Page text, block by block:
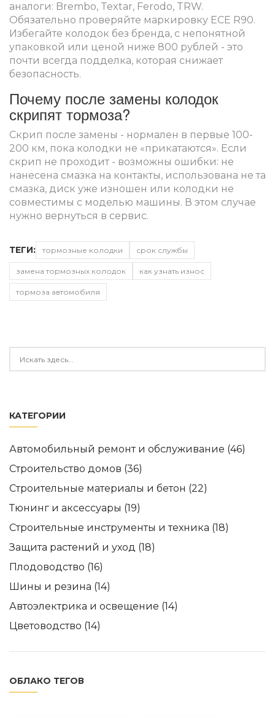
аналоги: Brembo, Textar, Ferodo, TRW.
Обязательно проверяйте маркировку ECE R90.
Избегайте колодок без бренда, с непонятной
упаковкой или ценой ниже 800 рублей - это
почти всегда подделка, которая снижает
безопасность.
Почему после замены колодок
скрипят тормоза?
Скрип после замены - нормален в первые 100-
200 км, пока колодки не «прикатаются». Если
скрип не проходит - возможны ошибки: не
нанесена смазка на контакты, использована не та
смазка, диск уже изношен или колодки не
совместимы с моделью машины. В этом случае
нужно вернуться в сервис.
ТЕГИ: тормозные колодки срок службы
замена тормозных колодок как узнать износ
тормоза автомобиля
КАТЕГОРИИ
Автомобильный ремонт и обслуживание (46)
Строительство домов (36)
Строительные материалы и бетон (22)
Тюнинг и аксессуары (19)
Строительные инструменты и техника (18)
Защита растений и уход (18)
Плодоводство (16)
Шины и резина (14)
Автоэлектрика и освещение (14)
Цветоводство (14)
ОБЛАКО ТЕГОВ